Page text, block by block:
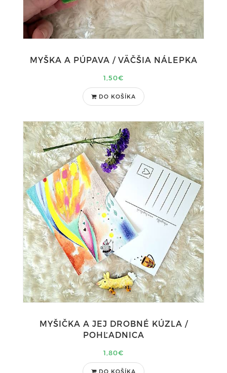
MYŠKA A PÚPAVA / VÄČŠIA NÁLEPKA
1,50€
DO KOŠÍKA
MYŠIČKA A JEJ DROBNÉ KÚZLA /
POHĽADNICA
1,80€
DO KOŠÍKA